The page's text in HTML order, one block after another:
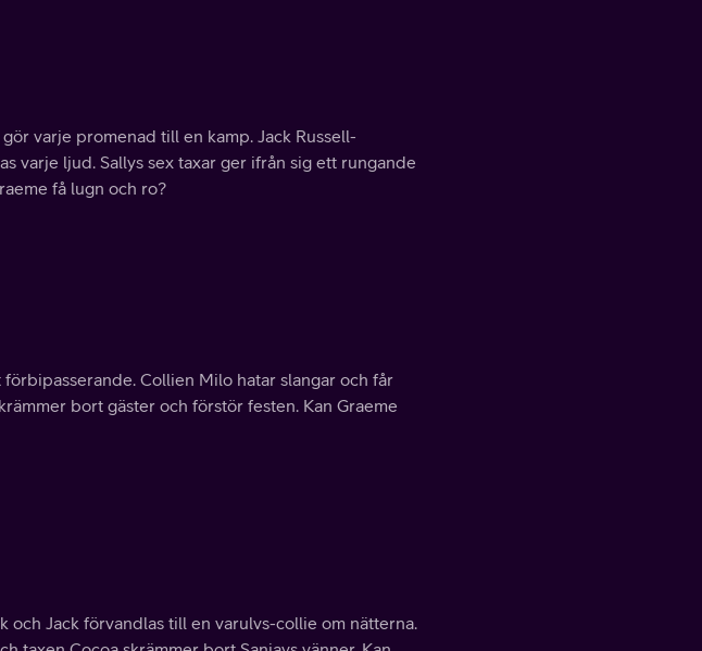
varje promenad till en kamp. Jack Russell-
varje ljud. Sallys sex taxar ger ifrån sig ett rungande
få lugn och ro?
Collien Milo hatar slangar och får
bort gäster och förstör festen. Kan Graeme
och Jack förvandlas till en varulvs-collie om nätterna.